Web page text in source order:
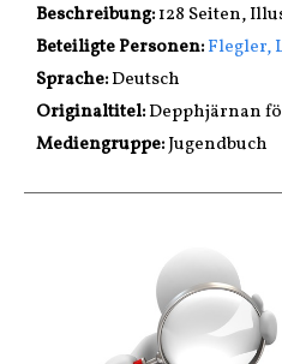
Beschreibung:128 Seiten,
Beteiligte Personen:Suche
Flegler,
Sprache:Deutsch
Originaltitel:Depphjärnan
Mediengruppe:Jugendbuch